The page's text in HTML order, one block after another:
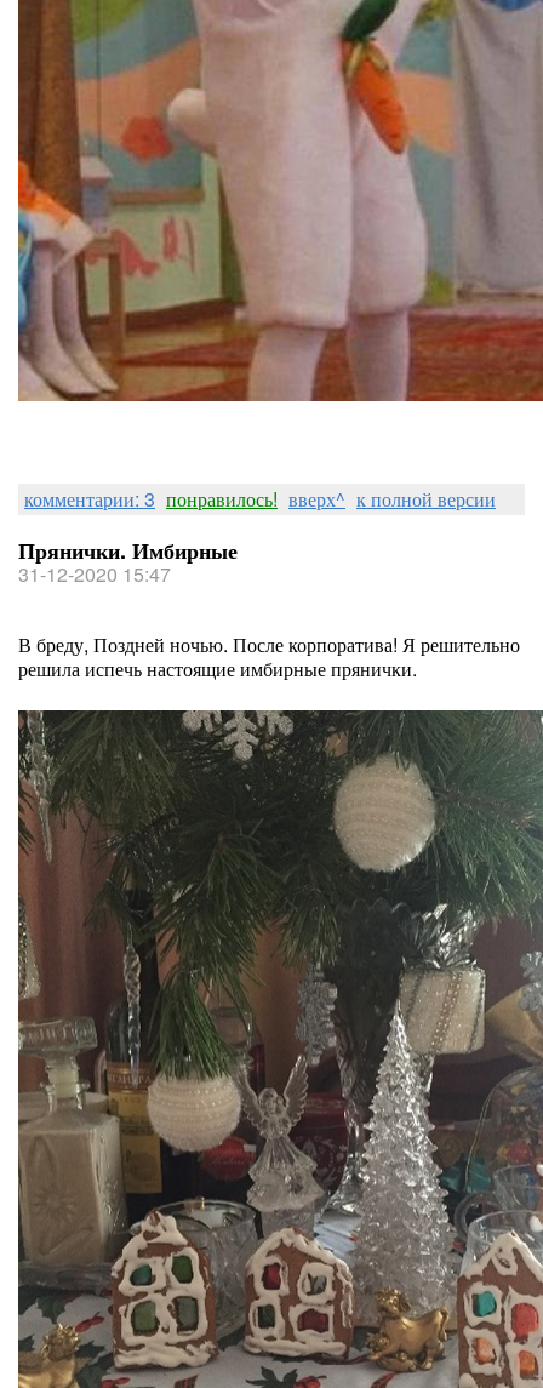
комментарии: 3 понравилось! вверх^ к полной версии
Прянички. Имбирные
31-12-2020 15:47
В бреду, Поздней ночью. После корпоратива! Я решительно
решила испечь настоящие имбирные прянички.